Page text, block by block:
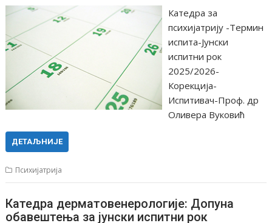
Катедра за
психијатрију -Термин
испита-Јунски
испитни рок
2025/2026-
Корекција-
Испитивач-Проф. др
Оливера Вуковић
ДЕТАЉНИЈЕ
Психијатрија
Катедра дерматовенерологије: Допуна
обавештења за јунски испитни рок